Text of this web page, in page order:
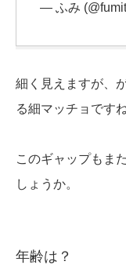
— ふみ
細く見えますが、
る細マッチョですね
このギャップもま
しょうか。
年齢は？